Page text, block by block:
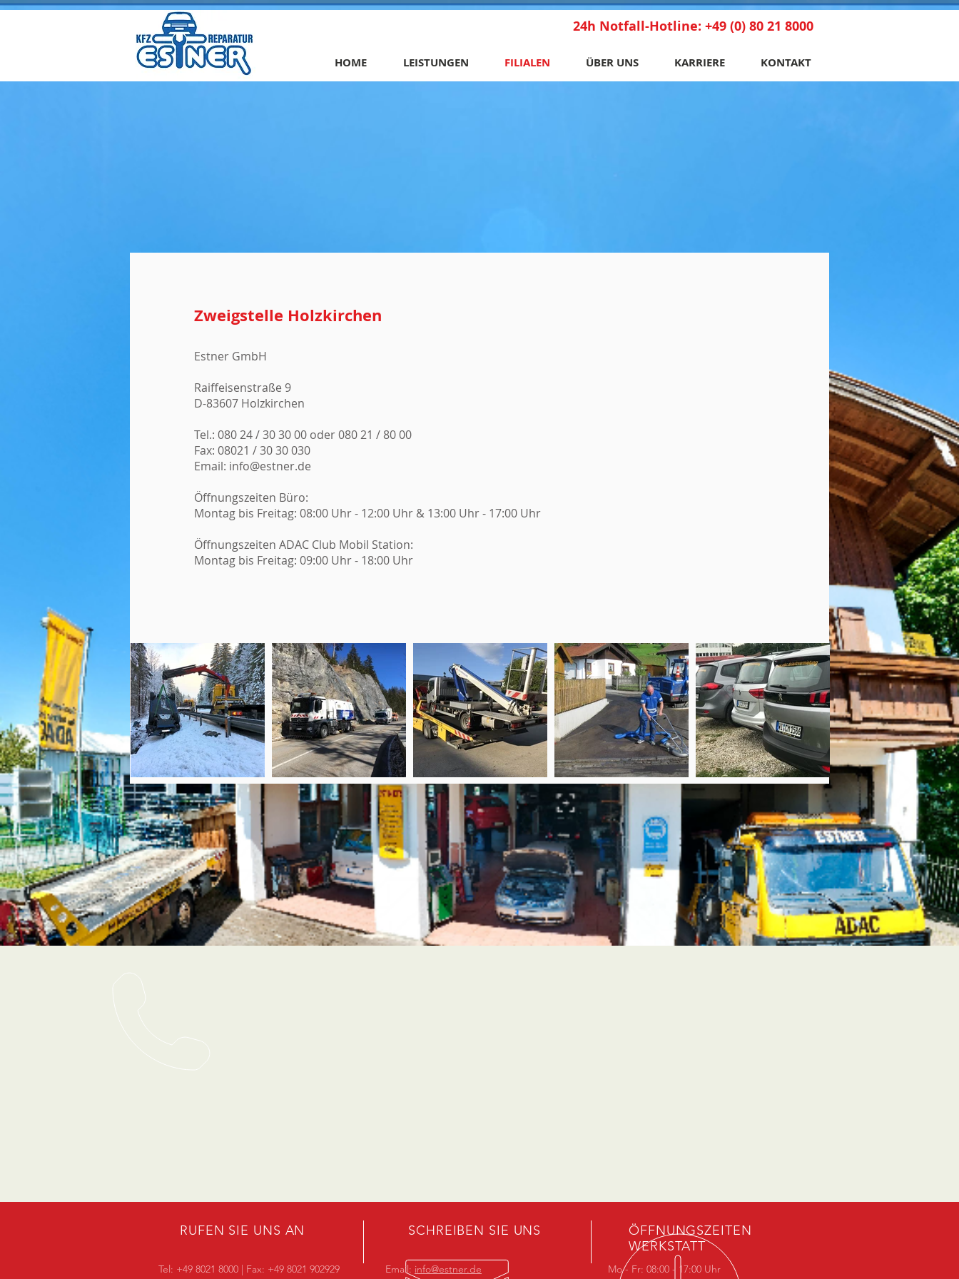
24h Notfall-Hotline: +49 (0) 80 21 8000
HOME LEISTUNGEN FILIALEN ÜBER UNS KARRIERE KONTAKT
Zweigstelle Holzkirchen
Estner GmbH
Raiffeisenstraße 9
D-83607 Holzkirchen
Tel.: 080 24 / 30 30 00 oder 080 21 / 80 00
Fax: 08021 / 30 30 030
Email: info@estner.de
Öffnungszeiten Büro:
Montag bis Freitag: 08:00 Uhr - 12:00 Uhr & 13:00 Uhr - 17:00 Uhr
Öffnungszeiten ADAC Club Mobil Station:
Montag bis Freitag: 09:00 Uhr - 18:00 Uhr
RUFEN SIE UNS AN
Tel: +49 8021 8000 | Fax: +49 8021 902929
SCHREIBEN SIE UNS
Email: info@estner.de
ÖFFNUNGSZEITEN
WERKSTATT
Mo - Fr: 08:00 - 17:00 Uhr